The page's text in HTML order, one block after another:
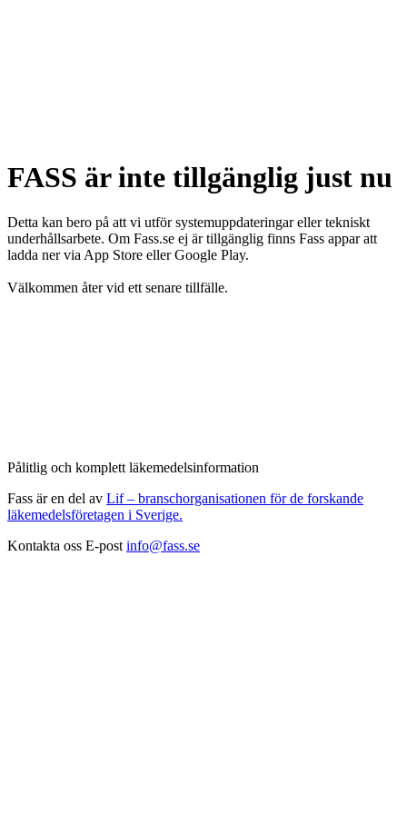
FASS är inte tillgänglig just nu
Detta kan bero på att vi utför systemuppdateringar eller tekniskt
underhållsarbete. Om Fass.se ej är tillgänglig finns Fass appar att
ladda ner via App Store eller Google Play.
Välkommen åter vid ett senare tillfälle.
Pålitlig och komplett läkemedelsinformation
Fass är en del av Lif – branschorganisationen för de forskande
läkemedelsföretagen i Sverige.
Kontakta oss E-post info@fass.se